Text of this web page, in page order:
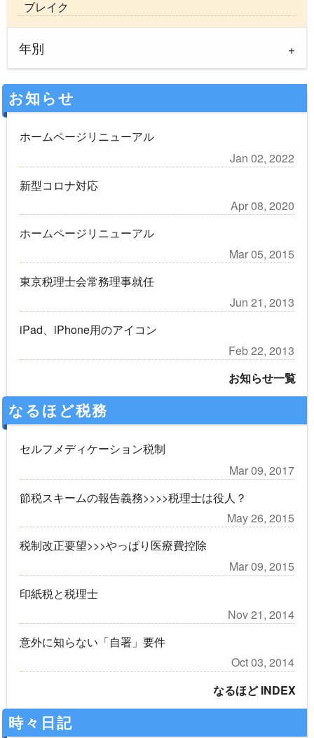
ブレイク
年別
お知らせ
ホームページリニューアル
Jan 02, 2022
新型コロナ対応
Apr 08, 2020
ホームページリニューアル
Mar 05, 2015
東京税理士会常務理事就任
Jun 21, 2013
iPad、iPhone用のアイコン
Feb 22, 2013
お知らせ一覧
なるほど税務
セルフメディケーション税制
Mar 09, 2017
節税スキームの報告義務>>>>税理士は役人？
May 26, 2015
税制改正要望>>>やっぱり医療費控除
Mar 09, 2015
印紙税と税理士
Nov 21, 2014
意外に知らない「自署」要件
Oct 03, 2014
なるほど INDEX
時々日記